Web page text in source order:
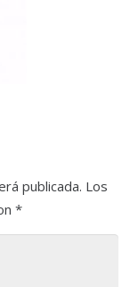
publicada. Los
*